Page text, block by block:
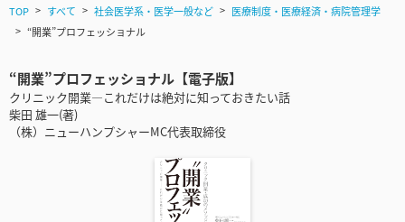
TOP すべて 社会医学系・医学一般など
医療制度・医療経済・病院管理学
“開業”プロフェッショナル
“開業”プロフェッショナル【電子版】
クリニック開業―これだけは絶対に知っておきたい話
柴田 雄一(著)
（株）ニューハンプシャーMC代表取締役